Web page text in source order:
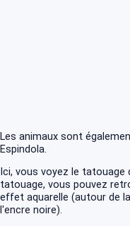
Les animaux sont
Espindola.
Ici, vous voyez le tatouage
tatouage, vous pouvez
effet aquarelle (autour de
l'encre noire).